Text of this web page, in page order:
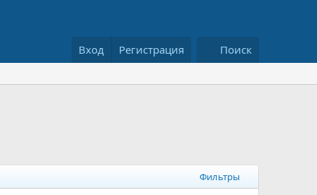
Вход Регистрация Поиск
Фильтры